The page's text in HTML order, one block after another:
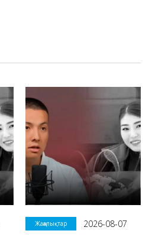
Жаңалықтар
2026-08-07